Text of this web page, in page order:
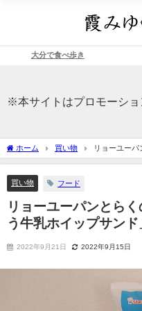
大分で食べ歩き
※本サイトはプロモーシ
ホーム 買い物
リョーユーパ
ップサンド」
買い物 フード
リョーユーパンとら
う牛乳ホイップサンド
2022年9月21日 2022年9月15日